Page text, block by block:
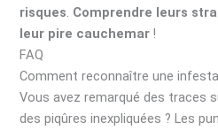
risques. Comprendre leurs
leur pire cauchemar !
FAQ
Comment reconnaître une
Vous avez remarqué des traces
des piqûres inexpliquées ? Les